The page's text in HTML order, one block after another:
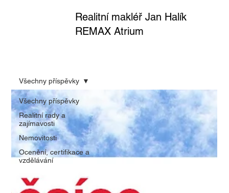
Realitní makléř Jan Halík
REMAX Atrium
Všechny příspěvky
Realitní rady a
zajímavosti
Nemovitosti
Ocenění, certifikace a
vzdělávání
Všechny příspěvky